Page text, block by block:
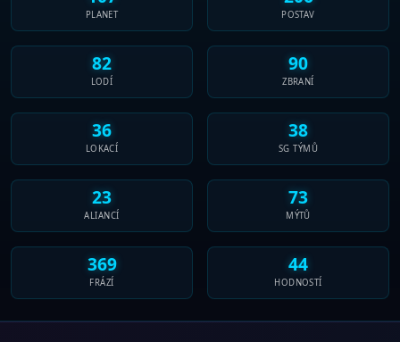
PLANET POSTAV
82
LODÍ
90
ZBRANÍ
36
LOKACÍ
38
SG TÝMŮ
23
ALIANCÍ
73
MÝTŮ
369
FRÁZÍ
44
HODNOSTÍ